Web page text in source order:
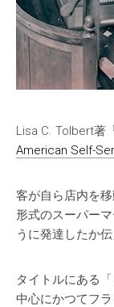
Lisa C. Tolbert著
American Self-
客が自ら店内を
形式のスーパー
うに発達したか伝
タイトルにある
中心にかつてフ